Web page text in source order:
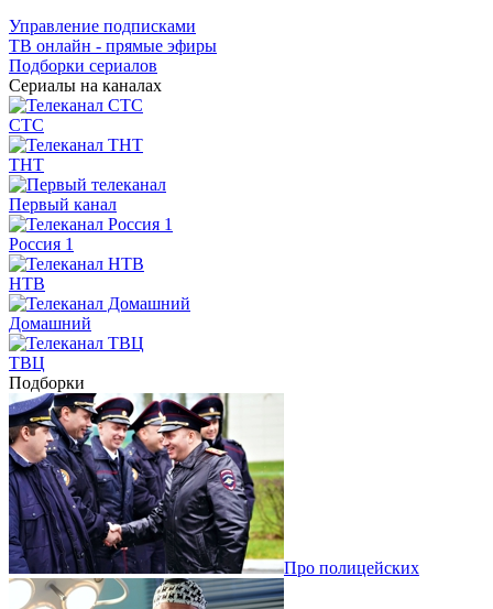
Управление подписками
ТВ онлайн - прямые эфиры
Подборки сериалов
Сериалы на каналах
СТС
ТНТ
Первый канал
Россия 1
НТВ
Домашний
ТВЦ
Подборки
Про полицейских